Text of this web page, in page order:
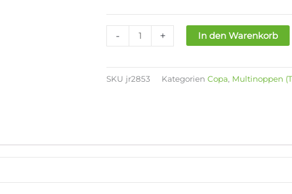
-
LEAGUE
Menge
+ In den Warenkorb
SKU jr2853 Kategorien Copa, Multinoppen